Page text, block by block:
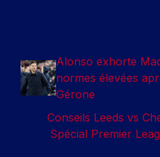
Alonso exhorte
normes élevées
Gérone
Conseils Leeds vs
Spécial Premier